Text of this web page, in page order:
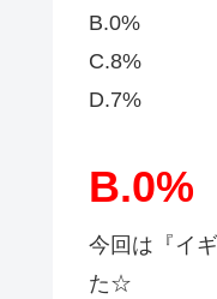
B.0%
C.8%
D.7%
B.0%
今回は『イ
た☆